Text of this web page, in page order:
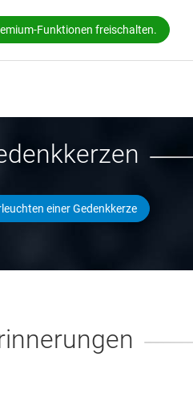
Funktionen freischalten.
einer Gedenkkerze